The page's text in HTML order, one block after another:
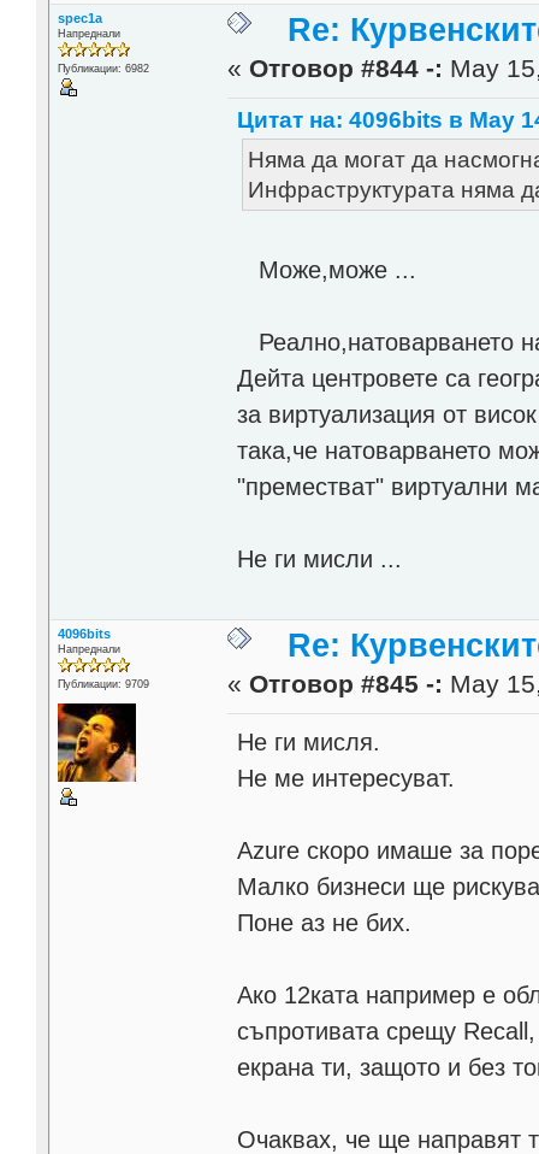
spec1a
Напреднали
Публикации: 6982
Re:
« Отговор #844 -: May
Цитат на: 4096bits в May
Няма да могат да
Инфраструктурата няма
Може,може ...
Реално,натоварването
Дейта центровете са
за виртуализация от
така,че натоварването
"преместват" виртуални
Не ги мисли ...
4096bits
Напреднали
Публикации: 9709
Re:
« Отговор #845 -: May
Не ги мисля.
Не ме интересуват.
Azure скоро имаше за
Малко бизнеси ще
Поне аз не бих.
Ако 12ката например е
съпротивата срещу
екрана ти, защото и без
Очаквах, че ще направят